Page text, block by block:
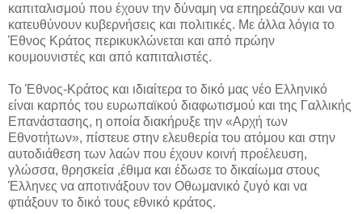
καπιταλισμού που έχουν την δύναμη να επηρεάζουν και να
κατευθύνουν κυβερνήσεις και πολιτικές. Με άλλα λόγια το
Έθνος Κράτος περικυκλώνεται και από πρώην
κουμουνιστές και από καπιταλιστές.
Το Έθνος-Κράτος και ιδιαίτερα το δικό μας νέο Ελληνικό
είναι καρπός του ευρωπαϊκού διαφωτισμού και της Γαλλικής
Επανάστασης, η οποία διακήρυξε την «Αρχή των
Εθνοτήτων», πίστευε στην ελευθερία του ατόμου και στην
αυτοδιάθεση των λαών που έχουν κοινή προέλευση,
γλώσσα, θρησκεία ,έθιμα και έδωσε το δικαίωμα στους
Έλληνες να αποτινάξουν τον Οθωμανικό ζυγό και να
φτιάξουν το δικό τους εθνικό κράτος.